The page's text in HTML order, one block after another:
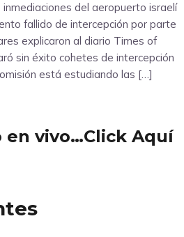
del aeropuerto israelí
fallido de intercepción por parte
explicaron al diario Times of
sin éxito cohetes de intercepción
está estudiando las […]
en vivo…Click Aquí